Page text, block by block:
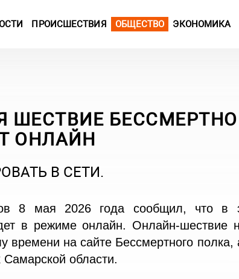
ПРОИСШЕСТВИЯ ОБЩЕСТВО ЭКОНОМИКА
ШЕСТВИЕ
ОНЛАЙН
В СЕТИ.
8 мая 2026 года сообщил, что в
в режиме онлайн. Онлайн-шествие
времени на сайте Бессмертного полка,
Самарской области.